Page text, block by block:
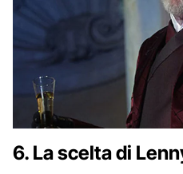
6. La scelta di